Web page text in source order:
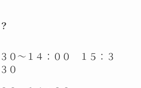
０～１４：００ １５：３
０